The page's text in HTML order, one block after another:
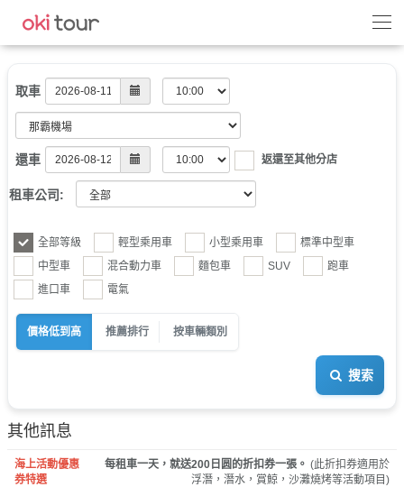
取車
還車 返還至其他分店
租車公司:
全部等級 輕型乘用車 小型乘用車
標準中型車
中型車
混合動力車 麵包車 SUV
跑車
進口車
電氣
價格低到高 推薦排行 按車輛類別
搜索
其他訊息
海上活動優惠
券特選
每租車一天，就送200日圆的折扣券一張。 (此折扣券適用於
浮潛，潛水，賞鯨，沙灘燒烤等活動項目)